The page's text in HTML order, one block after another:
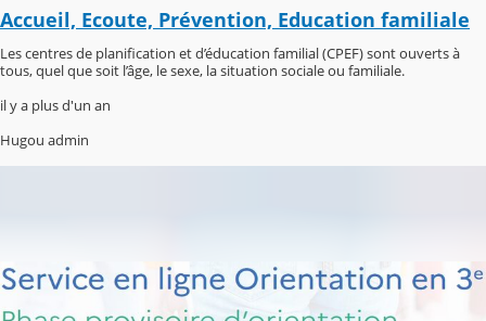
Accueil, Ecoute, Prévention, Education familiale
Les centres de planification et d’éducation familial (CPEF) sont ouverts à
tous, quel que soit l’âge, le sexe, la situation sociale ou familiale.
il y a plus d'un an
Hugou admin